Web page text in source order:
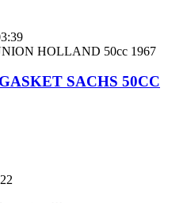
HOLLAND 50cc 1967
SACHS 50CC